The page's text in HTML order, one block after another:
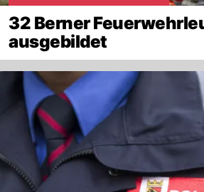
32 Berner
ausgebildet